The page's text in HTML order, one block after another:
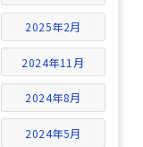
2025年2月
2024年11月
2024年8月
2024年5月